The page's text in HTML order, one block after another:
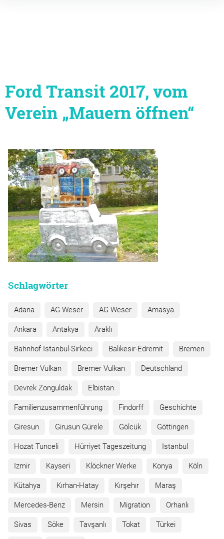
Ford Transit 2017, vom
Verein „Mauern öffnen“
Beitragsnavigation
Schlagwörter
Adana AG Weser AG Weser Amasya
Ankara Antakya Araklı
Bahnhof Istanbul-Sirkeci Balıkesir-Edremit Bremen
Bremer Vulkan Bremer Vulkan Deutschland
Devrek Zonguldak Elbistan
Familienzusammenführung Findorff Geschichte
Giresun Girusun Gürele Gölcük Göttingen
Hozat Tunceli Hürriyet Tageszeitung Istanbul
Izmir Kayseri Klöckner Werke Konya Köln
Kütahya Kırhan-Hatay Kırşehır Maraş
Mercedes-Benz Mersin Migration Orhanlı
Sivas Söke Tavşanlı Tokat Türkei